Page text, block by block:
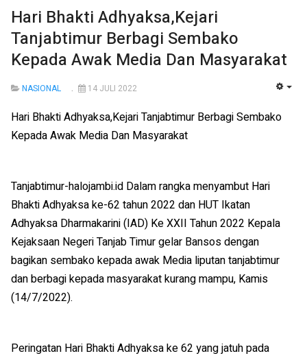
Hari Bhakti Adhyaksa,Kejari
Tanjabtimur Berbagi Sembako
Kepada Awak Media Dan Masyarakat
NASIONAL 14 JULI 2022
Hari Bhakti Adhyaksa,Kejari Tanjabtimur Berbagi Sembako
Kepada Awak Media Dan Masyarakat
Tanjabtimur-halojambi.id Dalam rangka menyambut Hari
Bhakti Adhyaksa ke-62 tahun 2022 dan HUT Ikatan
Adhyaksa Dharmakarini (IAD) Ke XXII Tahun 2022 Kepala
Kejaksaan Negeri Tanjab Timur gelar Bansos dengan
bagikan sembako kepada awak Media liputan tanjabtimur
dan berbagi kepada masyarakat kurang mampu, Kamis
(14/7/2022).
Peringatan Hari Bhakti Adhyaksa ke 62 yang jatuh pada